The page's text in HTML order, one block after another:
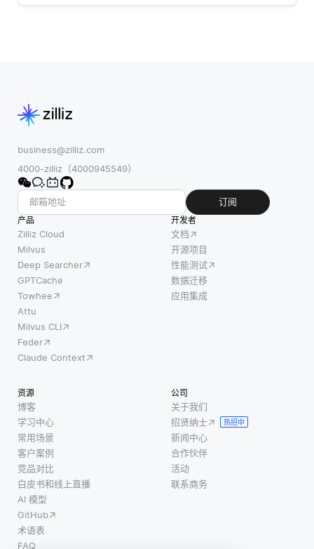
business@zilliz.com
4000-zilliz（4000945549）
订阅
产品
Zilliz Cloud
Milvus
Deep Searcher
GPTCache
Towhee
Attu
Milvus CLI
Feder
Claude Context
开发者
文档
开源项目
性能测试
数据迁移
应用集成
资源
博客
学习中心
常用场景
客户案例
竞品对比
白皮书和线上直播
AI 模型
GitHub
术语表
FAQ
公司
关于我们
招贤纳士
热招中
新闻中心
合作伙伴
活动
联系商务